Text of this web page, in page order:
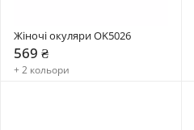
Жіночі окуляри OK5026
569 ₴
+ 2 кольори